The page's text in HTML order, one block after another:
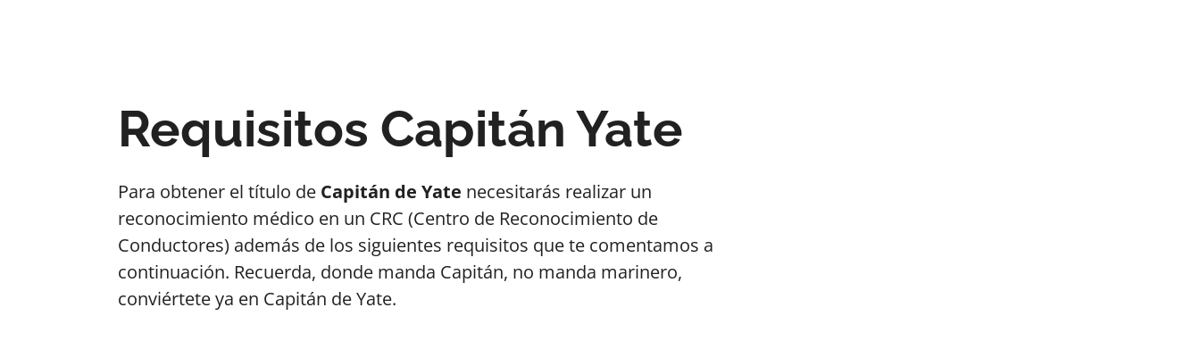
Requisitos Capitán Yate
Para obtener el título de Capitán de Yate necesitarás realizar un
reconocimiento médico en un CRC (Centro de Reconocimiento de
Conductores) además de los siguientes requisitos que te comentamos a
continuación. Recuerda, donde manda Capitán, no manda marinero,
conviértete ya en Capitán de Yate.